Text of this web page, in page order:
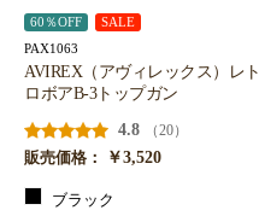
60％OFF SALE
PAX1063
AVIREX（アヴィレックス）レト
ロボアB-3トップガン
4.8
（20）
販売価格：
￥3,520
ブラック